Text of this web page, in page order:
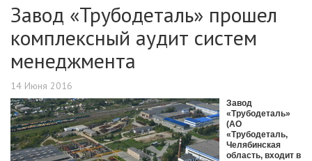
Завод «Трубодеталь» прошел
комплексный аудит систем
менеджмента
14 Июня 2016
Завод
«Трубодеталь»
(АО
«Трубодеталь,
Челябинская
область, входит в